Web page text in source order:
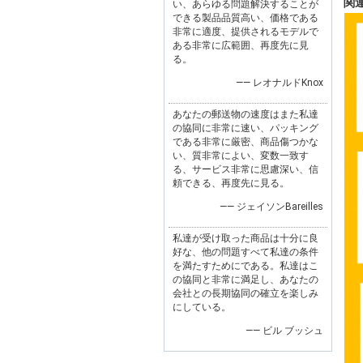
い、あらゆる問題解決することが
できる製品品質高い、価格である
非常に適度、提供されるモデルで
ある非常に広範囲、再度先に見
る。
—— レオナルドKnox
あなたの郵送物の速度はまた私達
の協同に非常に速い、パッキング
である非常に厳密、商品傷つかな
い、質非常によい、変数一致す
る、サービス非常に思慮深い、信
頼できる、再度先に見る。
—— ジェイソンBareilles
私達が受け取った商品は十分に良
好な、他の問題すべて私達の条件
を満たすためにである。私達はこ
の協同と非常に満足し、あなたの
会社との長期協同の確立を楽しみ
にしている。
—— ビル ブッシュ